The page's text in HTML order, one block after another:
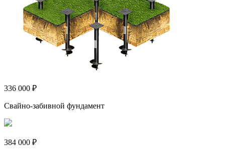
336 000 ₽
Свайно-забивной фундамент
384 000 ₽